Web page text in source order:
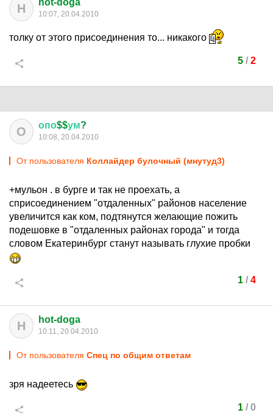
H hot-doga
10:07, 20.04.2010
толку от этого присоединения то... никакого
5/ 2
О опо$$ум?
10:08, 20.04.2010
От пользователя Коллайдер булочный (мнутуд3)
+мульон . в бурге и так не проехать, а
сприсоединением "отдаленных" районов население
увеличится как ком, подтянутся желающие пожить
подешовке в "отдаленных районах города" и тогда
словом Екатеринбург станут называть глухие пробки
1/ 4
H hot-doga
10:11, 20.04.2010
От пользователя Спец по общим ответам
зря надеетесь
1/ 0